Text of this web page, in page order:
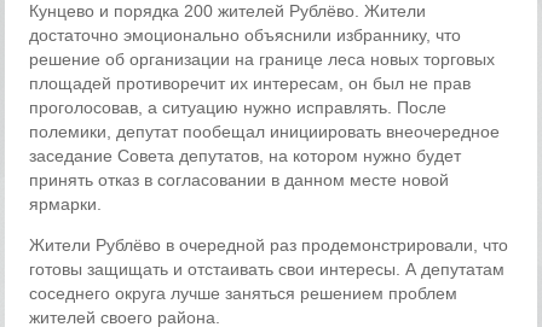
Кунцево и порядка 200 жителей Рублёво. Жители
достаточно эмоционально объяснили избраннику, что
решение об организации на границе леса новых торговых
площадей противоречит их интересам, он был не прав
проголосовав, а ситуацию нужно исправлять. После
полемики, депутат пообещал инициировать внеочередное
заседание Совета депутатов, на котором нужно будет
принять отказ в согласовании в данном месте новой
ярмарки.
Жители Рублёво в очередной раз продемонстрировали, что
готовы защищать и отстаивать свои интересы. А депутатам
соседнего округа лучше заняться решением проблем
жителей своего района.